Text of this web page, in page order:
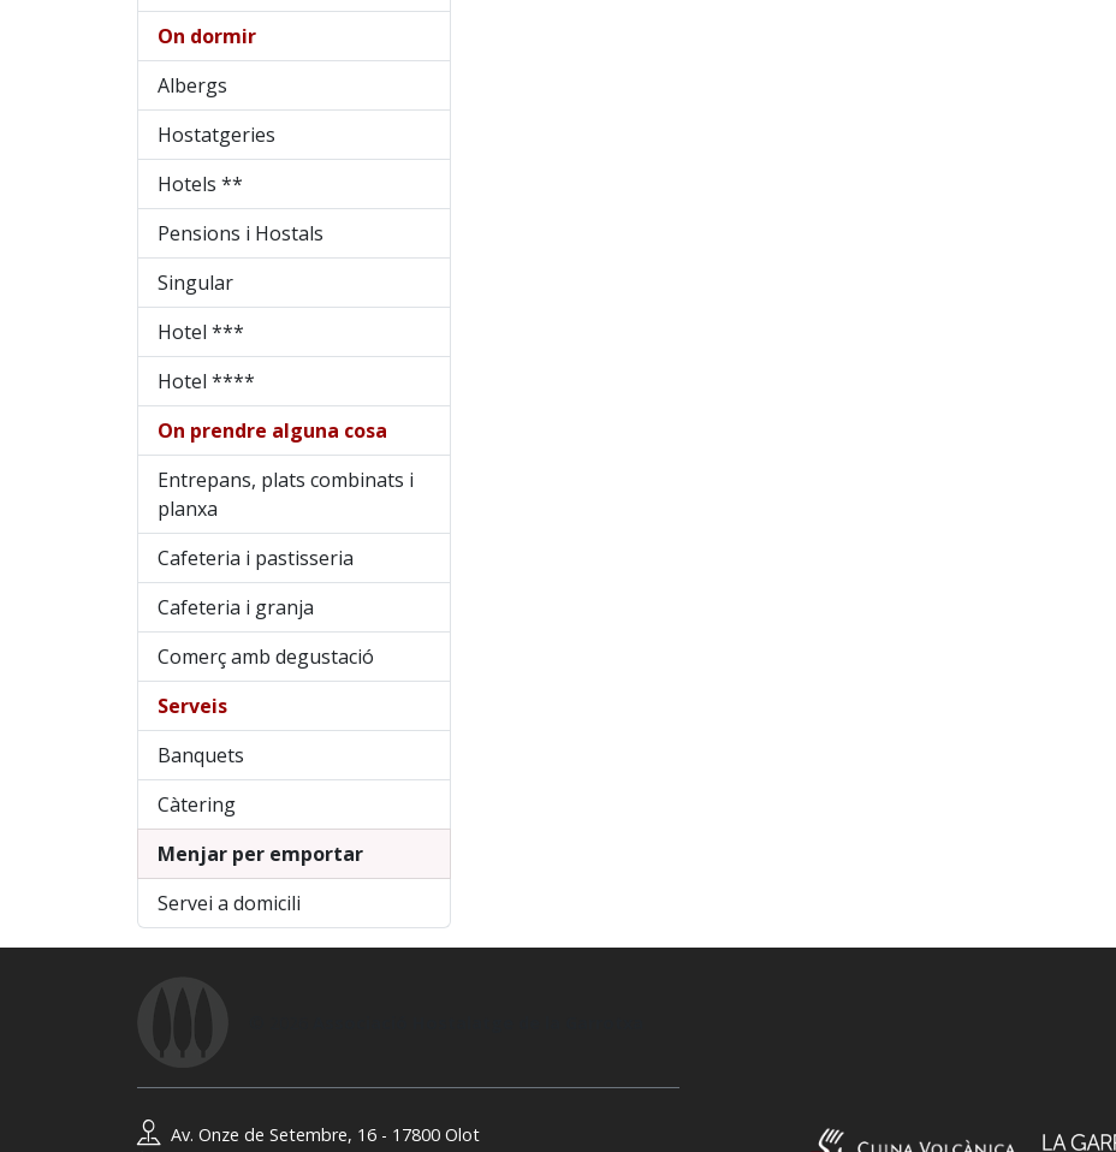
On dormir
Albergs
Hostatgeries
Hotels **
Pensions i Hostals
Singular
Hotel ***
Hotel ****
On prendre alguna cosa
Entrepans, plats combinats i
planxa
Cafeteria i pastisseria
Cafeteria i granja
Comerç amb degustació
Serveis
Banquets
Càtering
Menjar per emportar
Servei a domicili
Av. Onze de Setembre, 16 - 17800 Olot